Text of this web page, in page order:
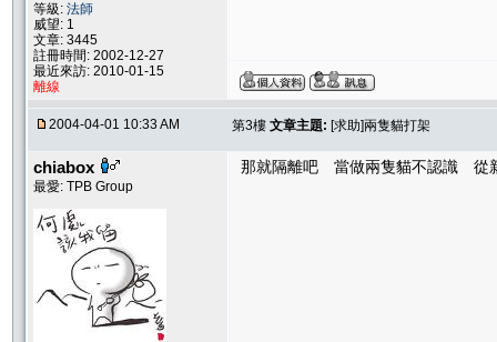
等級: 法師
威望: 1
文章: 3445
註冊時間: 2002-12-27
最近來訪: 2010-01-15
離線
2004-04-01 10:33 AM 第3樓 文章主題: [求助]兩隻貓打架
chiabox
最愛: TPB Group
那就隔離吧 當做兩隻貓不認識 從